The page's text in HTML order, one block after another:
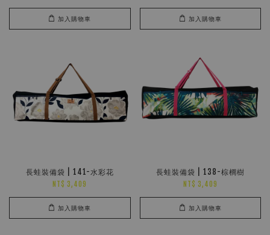
加入購物車 加入購物車
長蛙裝備袋 | 141-水彩花
NT$ 3,409
加入購物車
長蛙裝備袋 | 138-棕櫚樹
NT$ 3,409
加入購物車